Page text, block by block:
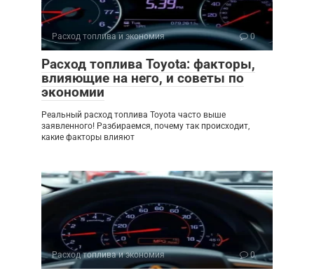
Расход топлива и экономия 0
Расход топлива Toyota: факторы,
влияющие на него, и советы по
экономии
Реальный расход топлива Toyota часто выше
заявленного! Разбираемся, почему так происходит,
какие факторы влияют
Расход топлива и экономия 0